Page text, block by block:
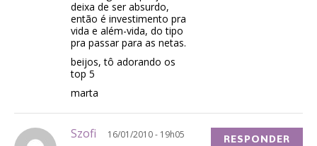
deixa de ser absurdo,
então é investimento pra
vida e além-vida, do tipo
pra passar para as netas.
beijos, tô adorando os
top 5
marta
Szofi 16/01/2010 - 19h05 RESPONDER